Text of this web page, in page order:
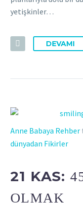
yetişkinler…
DEVAMI
Anne Babaya Rehber
dünyadan Fikirler
21 KAS:
OLMAK